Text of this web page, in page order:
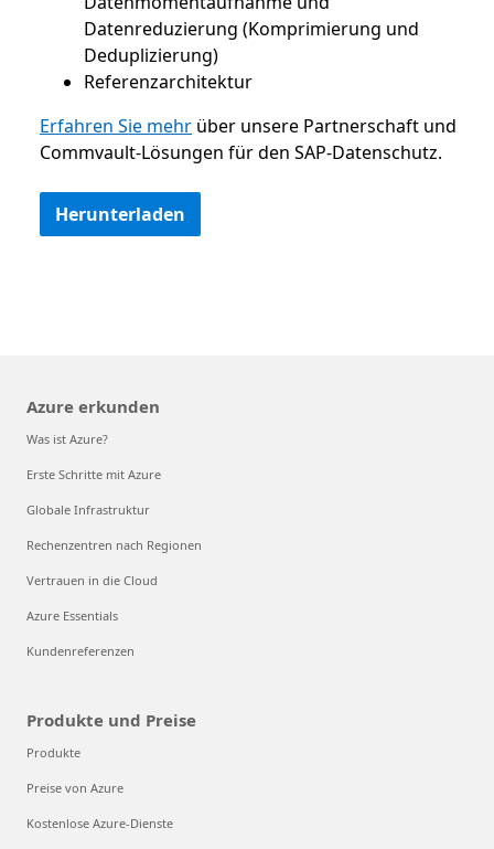
Datenreduzierung (Komprimierung und
Deduplizierung)
Referenzarchitektur
Erfahren Sie mehr über unsere Partnerschaft und
Commvault-Lösungen für den SAP-Datenschutz.
Herunterladen
Azure erkunden
Was ist Azure?
Erste Schritte mit Azure
Globale Infrastruktur
Rechenzentren nach Regionen
Vertrauen in die Cloud
Azure Essentials
Kundenreferenzen
Produkte und Preise
Produkte
Preise von Azure
Kostenlose Azure-Dienste